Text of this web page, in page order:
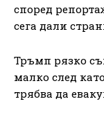
според
сега дали
Тръмп рязко
малко след
трябва да